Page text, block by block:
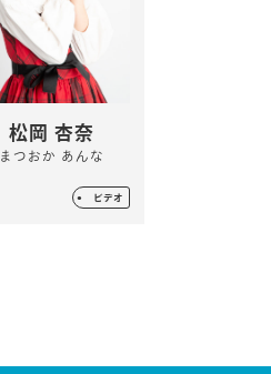
松岡 杏奈
まつおか あんな
ビデオ